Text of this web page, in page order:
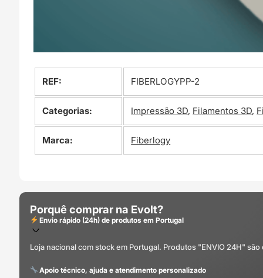
REF: FIBERLOGYPP-2
Categorias: Impressão 3D, Filamentos 3D,
Marca: Fiberlogy
Porquê comprar na Evolt?
Envio rápido (24h) de produtos em Portugal
Loja nacional com stock em Portugal. Produtos "ENVIO 24H"
Apoio técnico, ajuda e atendimento personalizado